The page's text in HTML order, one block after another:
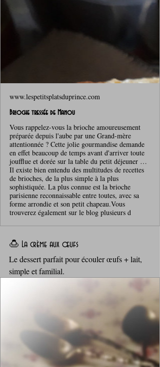
www.lespetitsplatsduprince.com
Brioche tressée de Manou
Vous rappelez-vous la brioche amoureusement
préparée depuis l'aube par une Grand-mère
attentionnée ? Cette jolie gourmandise demande
en effet beaucoup de temps avant d'arriver toute
joufflue et dorée sur la table du petit déjeuner …
Il existe bien entendu des multitudes de recettes
de brioches, de la plus simple à la plus
sophistiquée. La plus connue est la brioche
parisienne reconnaissable entre toutes, avec sa
forme arrondie et son petit chapeau.Vous
trouverez également sur le blog plusieurs d
🍮 La crème aux œufs
Le dessert parfait pour écouler œufs + lait,
simple et familial.